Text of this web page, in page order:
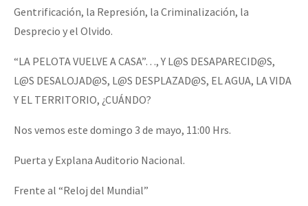
Gentrificación, la Represión, la Criminalización, la
Desprecio y el Olvido.
“LA PELOTA VUELVE A CASA”…, Y L@S DESAPARECID@S,
L@S DESALOJAD@S, L@S DESPLAZAD@S, EL AGUA, LA VIDA
Y EL TERRITORIO, ¿CUÁNDO?
Nos vemos este domingo 3 de mayo, 11:00 Hrs.
Puerta y Explana Auditorio Nacional.
Frente al “Reloj del Mundial”